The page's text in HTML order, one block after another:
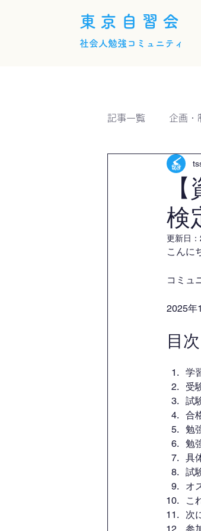
東京自習会
社会人勉強コミュニティ
記事一覧 企画・
検
更新日：
こんに
コミュ
2025年
目次
学
受
試
合
勉
勉
具
試
オ
こ
次